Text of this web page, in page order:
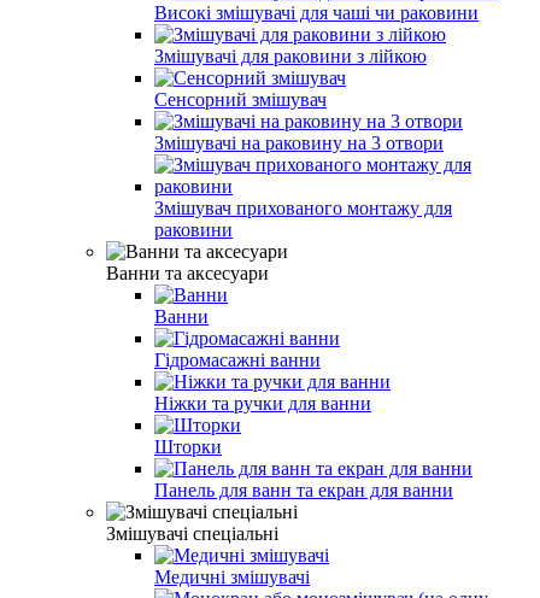
Високі змішувачі для чаші чи раковини
Змішувачі для раковини з лійкою
Сенсорний змішувач
Змішувачі на раковину на 3 отвори
Змішувач прихованого монтажу для
раковини
Ванни та аксесуари
Ванни
Гідромасажні ванни
Ніжки та ручки для ванни
Шторки
Панель для ванн та екран для ванни
Змішувачі спеціальні
Медичні змішувачі